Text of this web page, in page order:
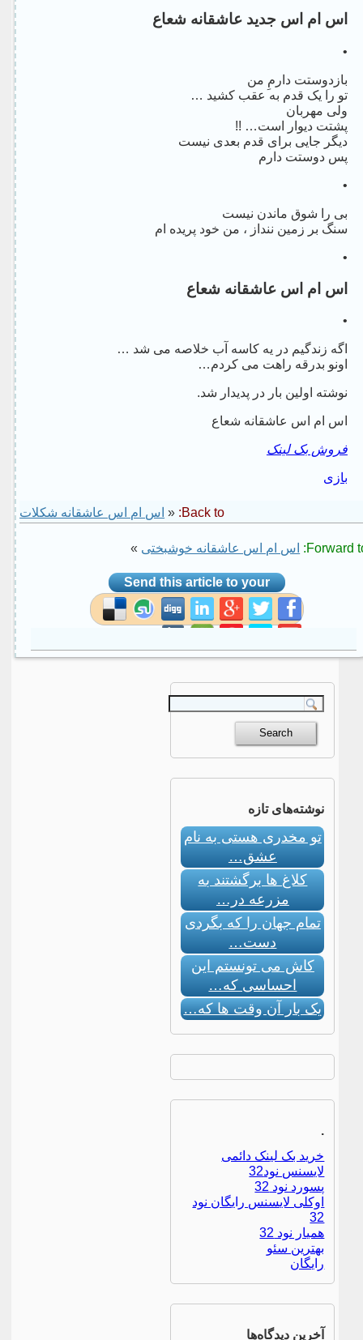
اس ام اس جدید عاشقانه شعاع
•
بازدوستت دارمِ من
تو را یک قدم به عقب کشید …
ولی مهربان
پشتت دیوار است… !!
دیگر جایی برای قدم بعدی نیست
پس دوستت دارم
•
بی را شوق ماندن نیست
سنگ بر زمین ننداز ، من خود پریده ام
•
اس ام اس عاشقانه شعاع
•
اگه زندگیم در یه کاسه آب خلاصه می شد …
اونو بدرقه راهت می کردم…
نوشته اولین بار در پدیدار شد.
اس ام اس عاشقانه شعاع
فروش بک لینک
بازی
Back to:
« اس ام اس عاشقانه شکلات
Forward اس ام اس عاشقانه خوشبختی »
Send this article to your
social site
نوشته‌های تازه
تو مخدری هستی به نام
عشق…
کلاغ ها برگشتند به
مزرعه در…
تمام جهان را که بگردی
دست…
کاش می تونستم این
احساسی که…
یک بار آن وقت ها که…
.
خرید بک لینک دائمی
لایسنس نود32
پسورد نود 32
اوکلی لایسنس رایگان نود
32
همیار نود 32
بهترین سئو
رایگان
آخرین دیدگاه‌ها